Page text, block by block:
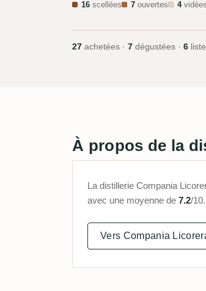
16 scellées 7 ouvertes 4vidées
27 achetées · 7 dégustées · 6
À propos de la
La distillerie Compania
avec une moyenne de 7.2/10.
Vers Compania